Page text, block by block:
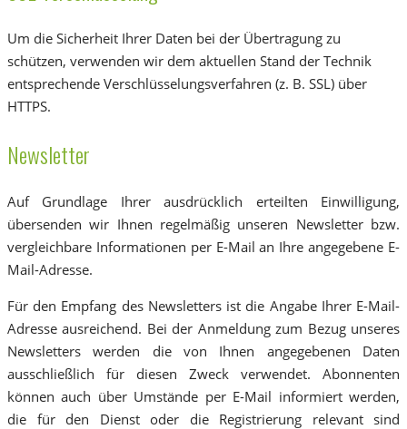
Um die Sicherheit Ihrer Daten bei der Übertragung zu
schützen, verwenden wir dem aktuellen Stand der Technik
entsprechende Verschlüsselungsverfahren (z. B. SSL) über
HTTPS.
Newsletter
Auf Grundlage Ihrer ausdrücklich erteilten Einwilligung,
übersenden wir Ihnen regelmäßig unseren Newsletter bzw.
vergleichbare Informationen per E-Mail an Ihre angegebene E-
Mail-Adresse.
Für den Empfang des Newsletters ist die Angabe Ihrer E-Mail-
Adresse ausreichend. Bei der Anmeldung zum Bezug unseres
Newsletters werden die von Ihnen angegebenen Daten
ausschließlich für diesen Zweck verwendet. Abonnenten
können auch über Umstände per E-Mail informiert werden,
die für den Dienst oder die Registrierung relevant sind